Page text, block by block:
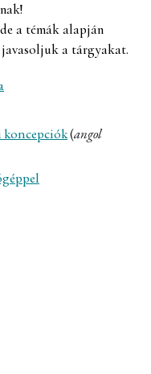
a témák alapján
a tárgyakat.
koncepciók(angol